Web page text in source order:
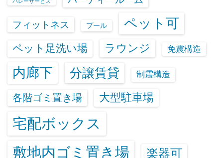
バレーサービス
フィットネス プール ペット可
ペット足洗い場 ラウンジ 免震構造
内廊下 分譲賃貸 制震構造
各階ゴミ置き場 大型駐車場
宅配ボックス
敷地内ゴミ置き場
楽器可